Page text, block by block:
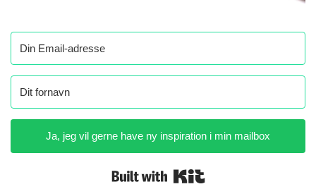
Ja, jeg vil gerne have ny inspiration i min mailbox